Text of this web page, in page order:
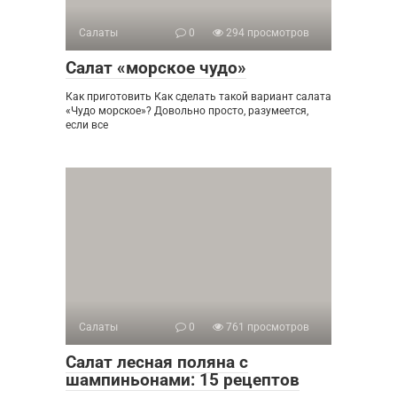
Салаты 0 294 просмотров
Салат «морское чудо»
Как приготовить Как сделать такой вариант салата
«Чудо морское»? Довольно просто, разумеется,
если все
Салаты 0 761 просмотров
Салат лесная поляна с
шампиньонами: 15 рецептов